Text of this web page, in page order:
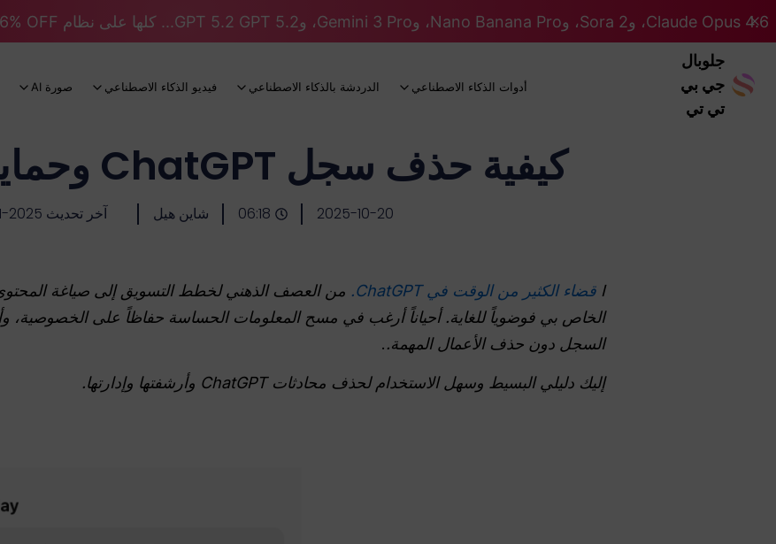
Claude Opus 4.6، وSora 2، وNano Banana Pro، وGemini 3 Pro، وGPT 5.2 GPT 5.2... كلها على نظام Pro. 46% OFF
جلوبال
جي بي
تي تي
أدوات الذكاء الاصطناعي الدردشة بالذكاء الاصطناعي فيديو الذكاء الاصطناعي صورة AI
كيفية حذف سجل ChatGPT وحماية الخصوصية
2025-10-20
06:18 شاين هيل آخر تحديث 2025-11-04
I قضاء الكثير من الوقت في ChatGPT.
من العصف الذهني لخطط التسويق إلى صياغة
الخاص بي فوضوياً للغاية. أحياناً أرغب في مسح المعلومات الحساسة حفاظاً على الخصوصية،
السجل دون حذف الأعمال المهمة..
إليك دليلي البسيط وسهل الاستخدام لحذف محادثات ChatGPT وأرشفتها وإدارتها.